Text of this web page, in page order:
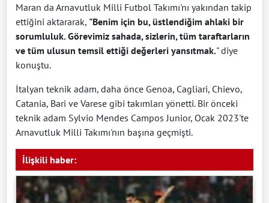
Maran da Arnavutluk Milli Futbol Takımı'nı yakından takip
ettiğini aktararak, "Benim için bu, üstlendiğim ahlaki bir
sorumluluk. Görevimiz sahada, sizlerin, tüm taraftarların
ve tüm ulusun temsil ettiği değerleri yansıtmak." diye
konuştu.
İtalyan teknik adam, daha önce Genoa, Cagliari, Chievo,
Catania, Bari ve Varese gibi takımları yönetti. Bir önceki
teknik adam Sylvio Mendes Campos Junior, Ocak 2023'te
Arnavutluk Milli Takımı'nın başına geçmişti.
İlişkili haber: